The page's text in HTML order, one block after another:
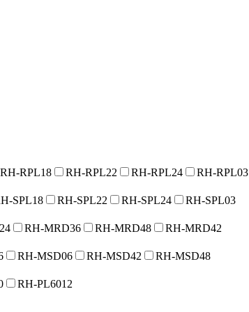
RH-RPL18 RH-RPL22 RH-RPL24 RH-RPL03
SPL18 RH-SPL22 RH-SPL24
RH-SPL03
RH-MRD36 RH-MRD48
RH-MRD42
RH-MSD06 RH-MSD42
RH-MSD48
RH-PL6012